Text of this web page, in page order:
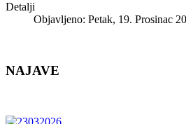
Detalji
Objavljeno: Petak, 19. Prosinac
NAJAVE